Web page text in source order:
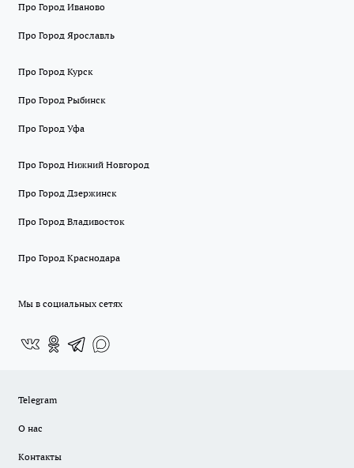
Про Город Иваново
Про Город Ярославль
Про Город Курск
Про Город Рыбинск
Про Город Уфа
Про Город Нижний Новгород
Про Город Дзержинск
Про Город Владивосток
Про Город Краснодара
Мы в социальных сетях
Telegram
О нас
Контакты